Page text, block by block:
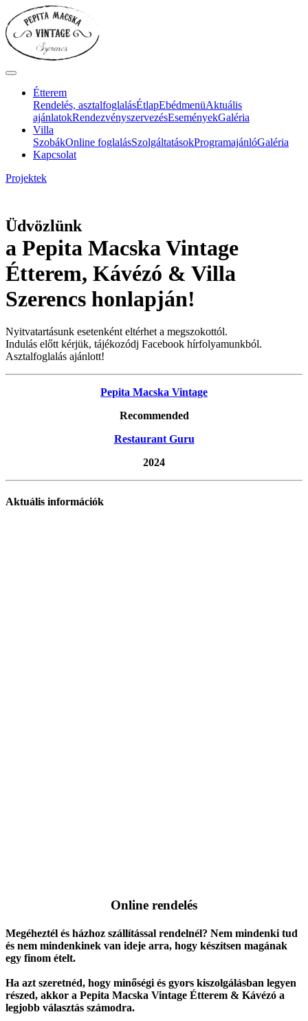
Étterem
Rendelés, asztalfoglalásÉtlapEbédmenüAktuális
ajánlatokRendezvényszervezésEseményekGaléria
Villa
SzobákOnline foglalásSzolgáltatásokProgramajánlóGaléria
Kapcsolat
Projektek
Üdvözlünk
a Pepita Macska Vintage
Étterem, Kávézó & Villa
Szerencs honlapján!
Nyitvatartásunk esetenként eltérhet a megszokottól.
Indulás előtt kérjük, tájékozódj Facebook hírfolyamunkból.
Asztalfoglalás ajánlott!
Pepita Macska Vintage
Recommended
Restaurant Guru
2024
Aktuális információk
Online rendelés
Megéheztél és házhoz szállítással rendelnél? Nem mindenki tud
és nem mindenkinek van ideje arra, hogy készítsen magának
egy finom ételt.
Ha azt szeretnéd, hogy minőségi és gyors kiszolgálásban legyen
részed, akkor a Pepita Macska Vintage Étterem & Kávézó a
legjobb választás számodra.